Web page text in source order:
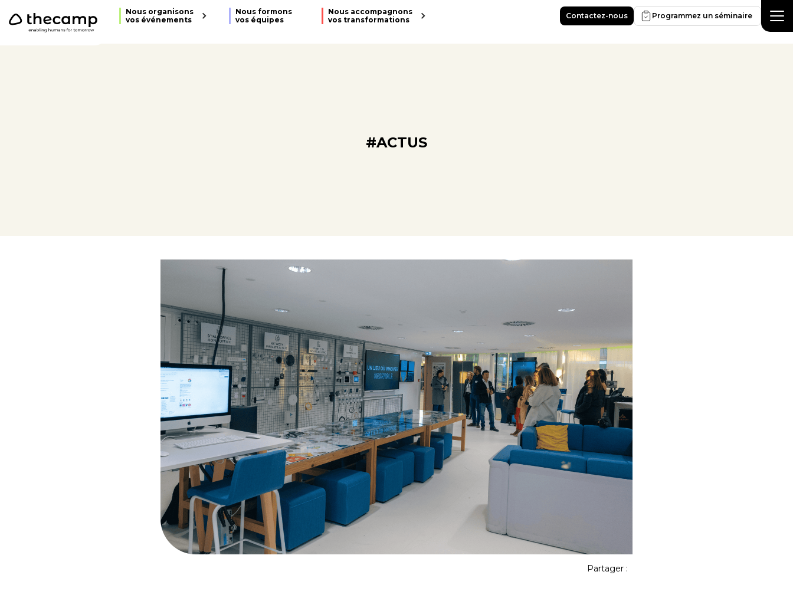
Nous organisons
vos événements
Nous formons
vos équipes
Nous accompagnons
vos transformations
Contactez-nous Programmez un séminaire
#ACTUS
Partager :